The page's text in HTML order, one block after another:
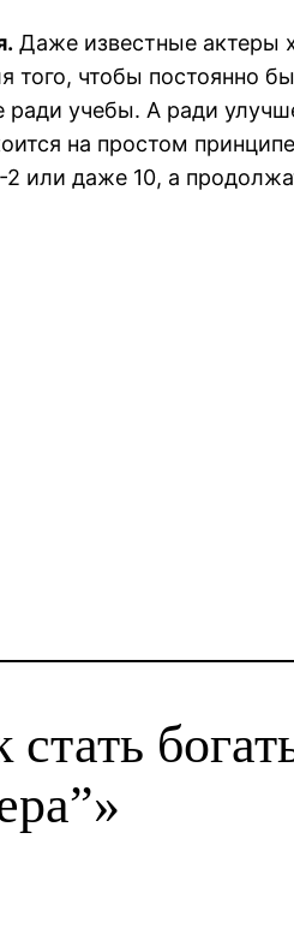
Даже известные актеры
чтобы постоянно
учебы. А ради
на простом
2 или даже 10, а
стать